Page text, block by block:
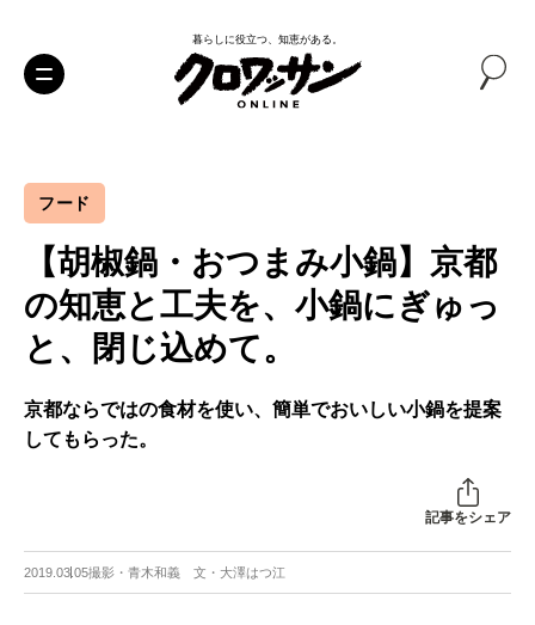
暮らしに役立つ、知恵がある。
フード
【胡椒鍋・おつまみ小鍋】京都
の知恵と工夫を、小鍋にぎゅっ
と、閉じ込めて。
京都ならではの食材を使い、簡単でおいしい小鍋を提案
してもらった。
記事をシェア
2019.03.05撮影・青木和義 文・大澤はつ江